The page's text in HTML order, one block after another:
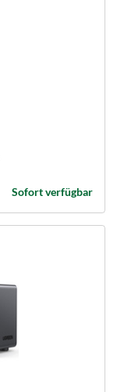
Sofort verfügbar